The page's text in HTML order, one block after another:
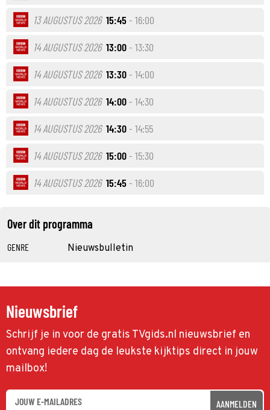
13 AUGUSTUS 2026 15:45- 16:00
14 AUGUSTUS 2026 13:00- 13:30
14 AUGUSTUS 2026 13:30- 14:00
14 AUGUSTUS 2026 14:00- 14:30
14 AUGUSTUS 2026 14:30- 14:55
14 AUGUSTUS 2026 15:00- 15:30
14 AUGUSTUS 2026 15:45- 16:00
Over dit programma
GENRE Nieuwsbulletin
Nieuwsbrief
Schrijf je in voor de gratis TVgids.nl nieuwsbrief en
ontvang iedere dag de leukste kijktips direct in jouw
mailbox!
AANMELDEN